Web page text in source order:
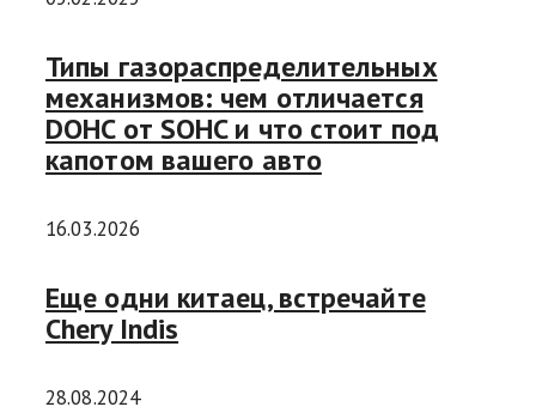
Типы газораспределительных
механизмов: чем отличается
DOHC от SOHC и что стоит под
капотом вашего авто
16.03.2026
Еще одни китаец, встречайте
Chery Indis
28.08.2024